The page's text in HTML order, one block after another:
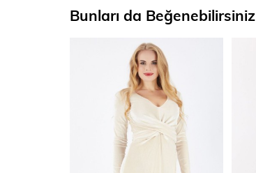
Bunları da Beğenebilirsiniz